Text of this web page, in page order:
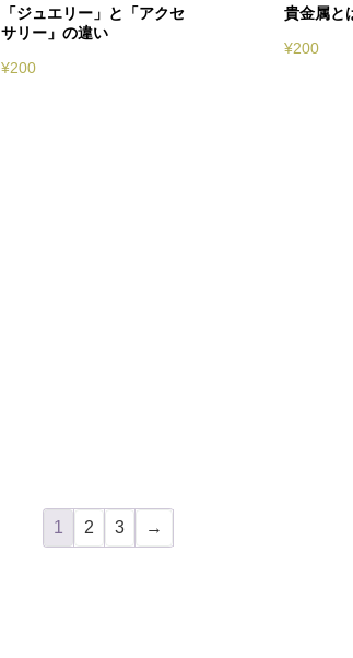
「ジュエリー」と「アクセ
サリー」の違い
¥200
貴金属と
¥200
1 2 3 →